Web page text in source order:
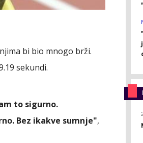
bi bio mnogo brži.
sekundi.
to sigurno.
Bez ikakve sumnje",